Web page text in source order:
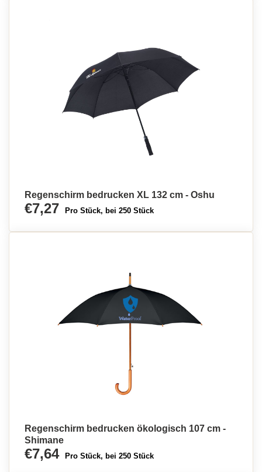
Regenschirm bedrucken XL 132 cm - Oshu
€7,27 Pro Stück, bei 250 Stück
Regenschirm bedrucken ökologisch 107 cm -
Shimane
€7,64 Pro Stück, bei 250 Stück